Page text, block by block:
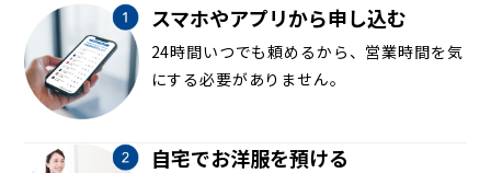
スマホやアプリから申し込む
24時間いつでも頼めるから、営業時間を気
にする必要がありません。
自宅でお洋服を預ける